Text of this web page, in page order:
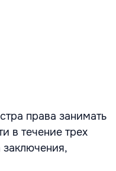
права занимать
в течение трех
заключения,